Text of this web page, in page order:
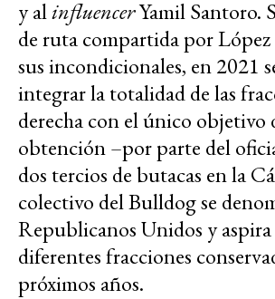
y alinfluencerYamil Santoro.
de ruta compartida por
sus incondicionales, en 2021
integrar la totalidad de las
derecha con el único objetivo
obtención –por parte del
dos tercios de butacas en la
colectivo del Bulldog se
Republicanos Unidos y aspira
diferentes fracciones
próximos años.